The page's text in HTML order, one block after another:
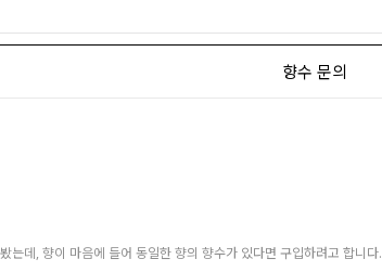
향수 문의
는데, 향이 마음에 들어 동일한 향의 향수가 있다면 구입하려고 합니다.